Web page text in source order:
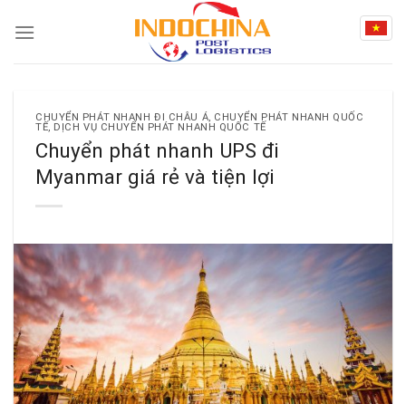
CHUYỂN PHÁT NHANH ĐI CHÂU Á, CHUYỂN PHÁT NHANH QUỐC
TẾ, DỊCH VỤ CHUYỂN PHÁT NHANH QUỐC TẾ
Chuyển phát nhanh UPS đi
Myanmar giá rẻ và tiện lợi